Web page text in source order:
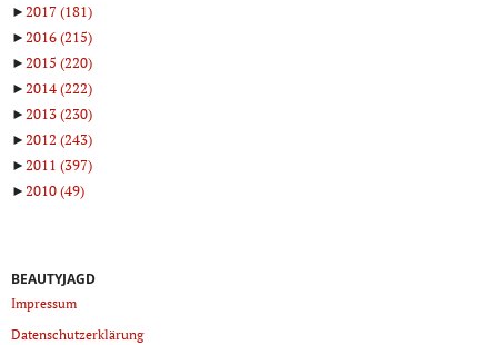
►2017(181)
►2016(215)
►2015 (220)
►2014(222)
►2013(230)
►2012 (243)
►2011 (397)
►2010(49)
BEAUTYJAGD
Impressum
Datenschutzerklärung